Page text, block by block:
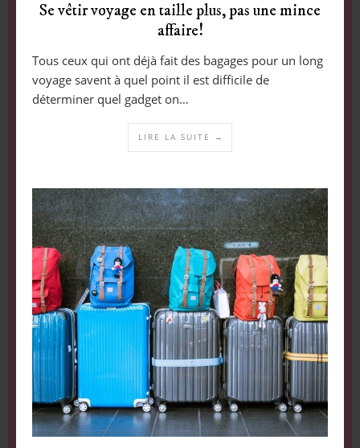
Se vêtir voyage en taille plus, pas une mince
affaire!
Tous ceux qui ont déjà fait des bagages pour un long
voyage savent à quel point il est difficile de
déterminer quel gadget on…
LIRE LA SUITE →